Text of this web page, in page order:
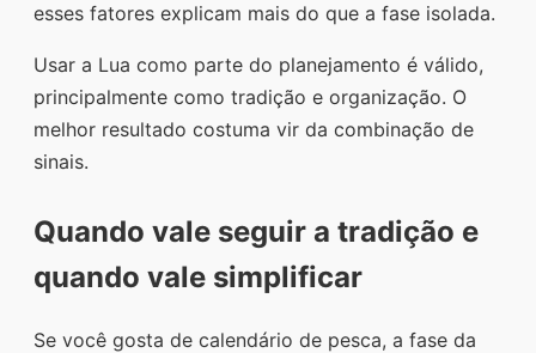
esses fatores explicam mais do que a fase isolada.
Usar a Lua como parte do planejamento é válido,
principalmente como tradição e organização. O
melhor resultado costuma vir da combinação de
sinais.
Quando vale seguir a tradição e
quando vale simplificar
Se você gosta de calendário de pesca, a fase da